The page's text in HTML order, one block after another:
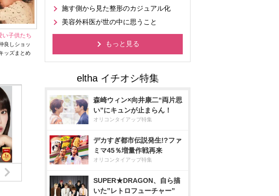
い子供たち
良しショッ
ッズまとめ
施す側から見た整形のカジュアル化
美容外科医が世の中に思うこと
もっと見る
森崎ウィン×向井康二“両片思
い”にキュンが止まらん！
オリコンタイアップ特集
デカすぎ都市伝説発生!?ファ
ミマ45％増量作戦再来
オリコンタイアップ特集
SUPER★DRAGON、自ら描
いた”レトロフューチャー”